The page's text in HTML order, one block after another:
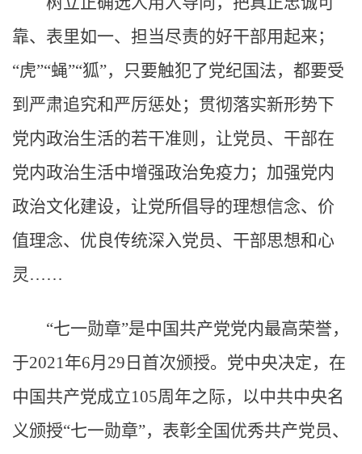
靠、表里如一、担当尽责的好干部用起来；
“虎”“蝇”“狐”，只要触犯了党纪国法，都要受
到严肃追究和严厉惩处；贯彻落实新形势下
党内政治生活的若干准则，让党员、干部在
党内政治生活中增强政治免疫力；加强党内
政治文化建设，让党所倡导的理想信念、价
值理念、优良传统深入党员、干部思想和心
灵……
“七一勋章”是中国共产党党内最高荣誉，
于2021年6月29日首次颁授。党中央决定，在
中国共产党成立105周年之际，以中共中央名
义颁授“七一勋章”，表彰全国优秀共产党员、